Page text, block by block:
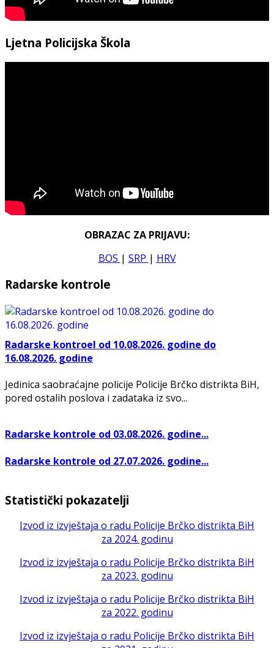
Ljetna Policijska Škola
OBRAZAC ZA PRIJAVU:
BOS | SRP | HRV
Radarske kontrole
Radarske kontroel od 10.08.2026. godine do
16.08.2026. godine
Jedinica saobraćajne policije Policije Brčko distrikta BiH,
pored ostalih poslova i zadataka iz svo...
Radarske kontrole od 03.08.2026. godine...
Radarske kontrole od 27.07.2026. godine...
Statistički pokazatelji
Izvod iz izvještaja o radu Policije Brčko distrikta BiH
za 2024. godinu
Izvod iz izvještaja o radu Policije Brčko distrikta BiH
za 2023. godinu
Izvod iz izvještaja o radu Policije Brčko distrikta BiH
za 2022. godinu
Izvod iz izvještaja o radu Policije Brčko distrikta BiH